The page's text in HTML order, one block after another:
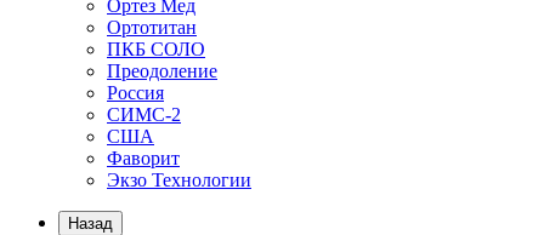
Ортез Мед
Ортотитан
ПКБ СОЛО
Преодоление
Россия
СИМС-2
США
Фаворит
Экзо Технологии
Назад